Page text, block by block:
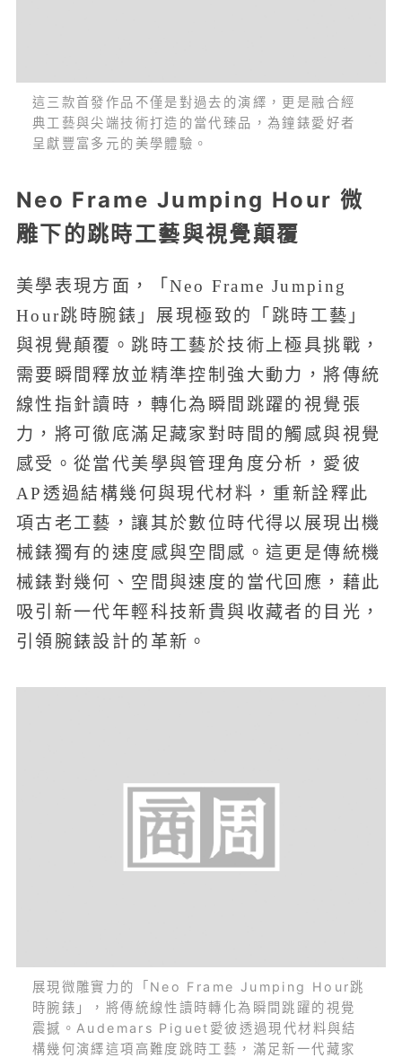
這三款首發作品不僅是對過去的演繹，更是融合經
典工藝與尖端技術打造的當代臻品，為鐘錶愛好者
呈獻豐富多元的美學體驗。
Neo Frame Jumping Hour 微
雕下的跳時工藝與視覺顛覆
美學表現方面，「Neo Frame Jumping
Hour跳時腕錶」展現極致的「跳時工藝」
與視覺顛覆。跳時工藝於技術上極具挑戰，
需要瞬間釋放並精準控制強大動力，將傳統
線性指針讀時，轉化為瞬間跳躍的視覺張
力，將可徹底滿足藏家對時間的觸感與視覺
感受。從當代美學與管理角度分析，愛彼
AP透過結構幾何與現代材料，重新詮釋此
項古老工藝，讓其於數位時代得以展現出機
械錶獨有的速度感與空間感。這更是傳統機
械錶對幾何、空間與速度的當代回應，藉此
吸引新一代年輕科技新貴與收藏者的目光，
引領腕錶設計的革新。
展現微雕實力的「Neo Frame Jumping Hour跳
時腕錶」，將傳統線性讀時轉化為瞬間跳躍的視覺
震撼。Audemars Piguet愛彼透過現代材料與結
構幾何演繹這項高難度跳時工藝，滿足新一代藏家